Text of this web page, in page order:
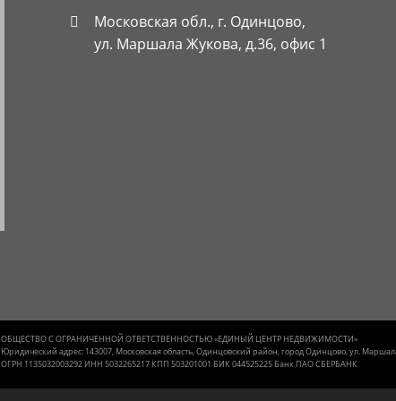
Московская обл., г. Одинцово,
ул. Маршала Жукова, д.36, офис 1
ОБЩЕСТВО С ОГРАНИЧЕННОЙ ОТВЕТСТВЕННОСТЬЮ «ЕДИНЫЙ ЦЕНТР НЕДВИЖИМОСТИ»
Юридический адрес: 143007, Московская область, Одинцовский район, город Одинцово, ул.
ОГРН 1135032003292 ИНН 5032265217 КПП 503201001 БИК 044525225 Банк ПАО СБЕРБАНК